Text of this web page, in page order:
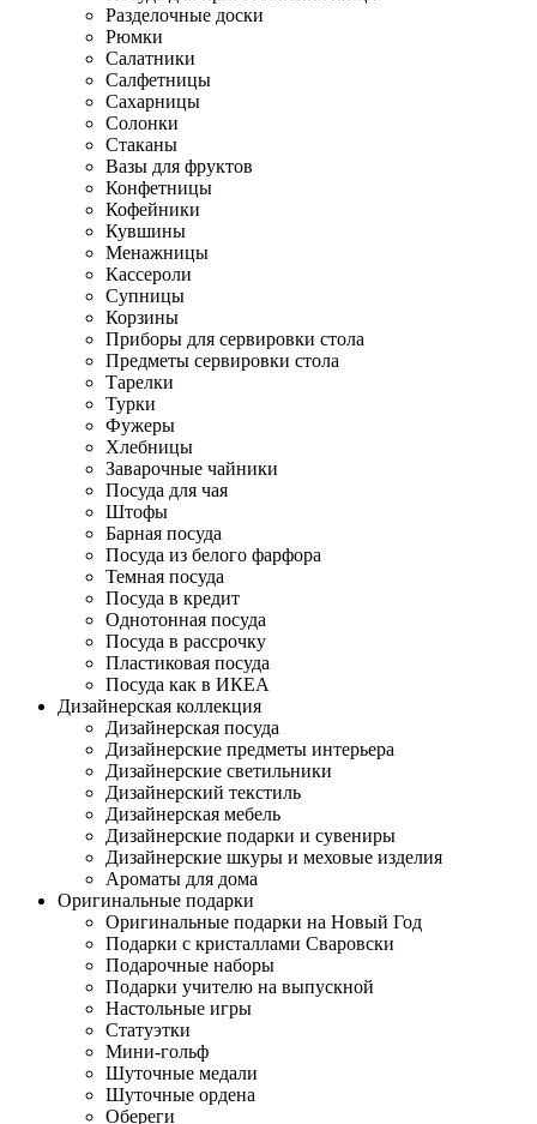
Разделочные доски
Рюмки
Салатники
Салфетницы
Сахарницы
Солонки
Стаканы
Вазы для фруктов
Конфетницы
Кофейники
Кувшины
Менажницы
Кассероли
Супницы
Корзины
Приборы для сервировки стола
Предметы сервировки стола
Тарелки
Турки
Фужеры
Хлебницы
Заварочные чайники
Посуда для чая
Штофы
Барная посуда
Посуда из белого фарфора
Темная посуда
Посуда в кредит
Однотонная посуда
Посуда в рассрочку
Пластиковая посуда
Посуда как в ИКЕА
Дизайнерская коллекция
Дизайнерская посуда
Дизайнерские предметы интерьера
Дизайнерские светильники
Дизайнерский текстиль
Дизайнерская мебель
Дизайнерские подарки и сувениры
Дизайнерские шкуры и меховые изделия
Ароматы для дома
Оригинальные подарки
Оригинальные подарки на Новый Год
Подарки с кристаллами Сваровски
Подарочные наборы
Подарки учителю на выпускной
Настольные игры
Статуэтки
Мини-гольф
Шуточные медали
Шуточные ордена
Обереги